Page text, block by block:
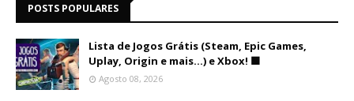
POSTS POPULARES
Lista de Jogos Grátis (Steam, Epic Games,
Uplay, Origin e mais...) e Xbox! 🟩
Agosto 08, 2026